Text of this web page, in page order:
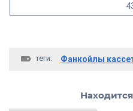
теги: Фанкойлы